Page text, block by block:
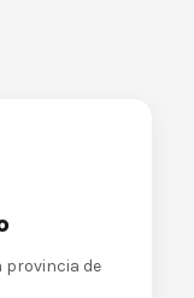
provincia de